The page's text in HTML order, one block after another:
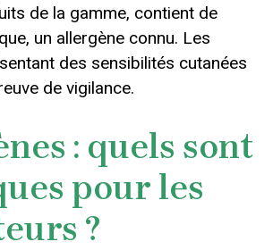
de la gamme, contient de
un allergène connu. Les
des sensibilités cutanées
de vigilance.
: quels sont
pour les
?